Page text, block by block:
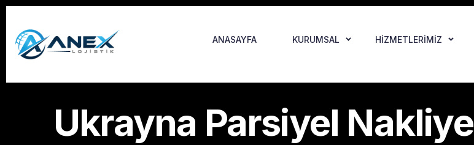
ANASAYFA KURUMSAL HIZMETLERIMIZ
Ukrayna Parsiyel Nakliye